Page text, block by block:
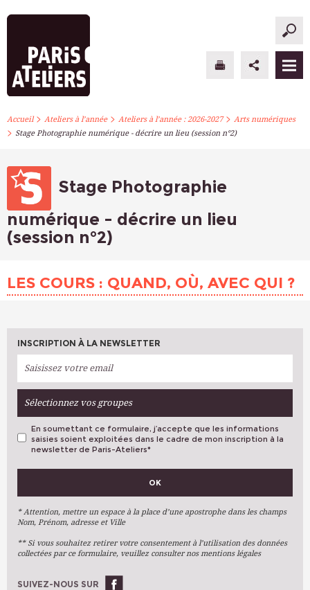
PARIS ATELIERS
ATELIERS À L’ANNÉE
STAGES PONCTUELS
INFOS PRATIQUES
S’INSCRIRE
Accueil> Ateliers à l’année> Ateliers à l’année : 2026-2027> Arts numériques
> Stage Photographie numérique - décrire un lieu (session n°2)
Stage Photographie
numérique - décrire un lieu
(session n°2)
LES COURS : QUAND, OÙ, AVEC QUI ?
INSCRIPTION À LA NEWSLETTER
Sélectionnez vos groupes
VOS PRÉFÉRENCES
Arts Plastiques
Arts Du Texte
Arts Numériques
Ateliers À L'année
En soumettant ce formulaire, j’accepte que les informations
saisies soient exploitées dans le cadre de mon inscription à la
newsletter de Paris-Ateliers*
OK
* Attention, mettre un espace à la place d’une apostrophe dans les champs
Nom, Prénom, adresse et Ville
** Si vous souhaitez retirer votre consentement à l’utilisation des données
collectées par ce formulaire, veuillez consulter nos mentions légales
SUIVEZ-NOUS SUR